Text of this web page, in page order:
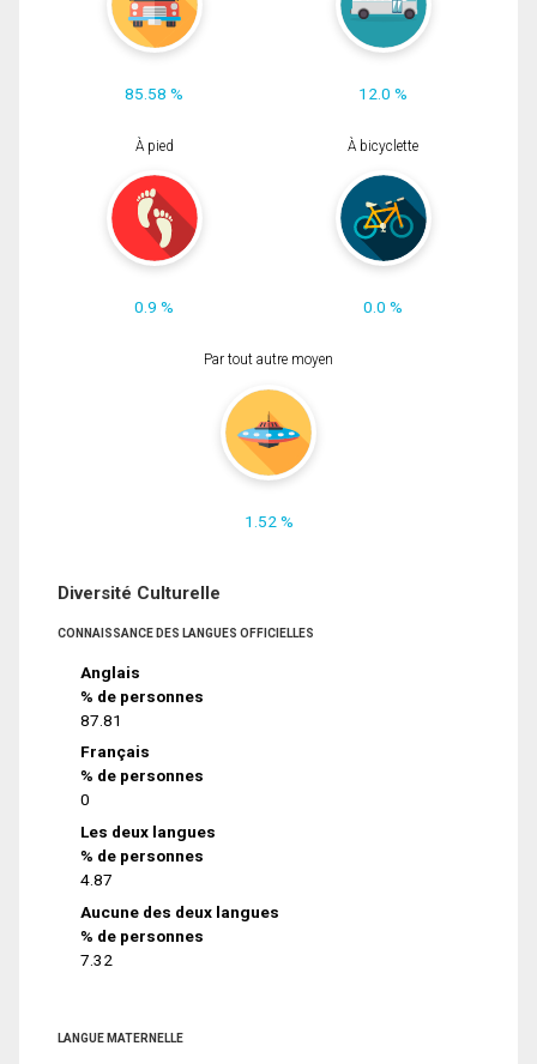
85.58 % 12.0 %
À pied
0.9 %
À bicyclette
0.0 %
Par tout autre moyen
1.52 %
Diversité Culturelle
CONNAISSANCE DES LANGUES OFFICIELLES
Anglais
% de personnes
87.81
Français
% de personnes
0
Les deux langues
% de personnes
4.87
Aucune des deux langues
% de personnes
7.32
LANGUE MATERNELLE